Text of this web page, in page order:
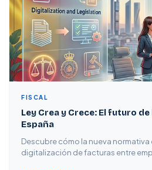
FISCAL
Ley Crea y Crece: El futuro
España
Descubre cómo la nueva
digitalización de facturas entre